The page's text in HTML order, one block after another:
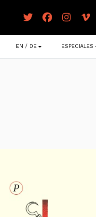
EN / DE ESPECIALES